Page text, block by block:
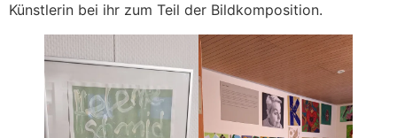
Künstlerin bei ihr zum Teil der Bildkomposition.